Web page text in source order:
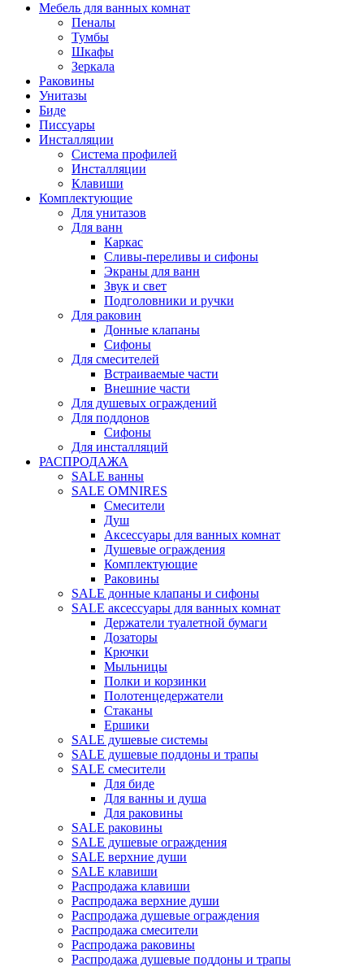
Мебель для ванных комнат
Пеналы
Тумбы
Шкафы
Зеркала
Раковины
Унитазы
Биде
Писсуары
Инсталляции
Система профилей
Инсталляции
Клавиши
Комплектующие
Для унитазов
Для ванн
Каркас
Сливы-переливы и сифоны
Экраны для ванн
Звук и свет
Подголовники и ручки
Для раковин
Донные клапаны
Сифоны
Для смесителей
Встраиваемые части
Внешние части
Для душевых ограждений
Для поддонов
Сифоны
Для инсталляций
РАСПРОДАЖА
SALE ванны
SALE OMNIRES
Смесители
Душ
Аксессуары для ванных комнат
Душевые ограждения
Комплектующие
Раковины
SALE донные клапаны и сифоны
SALE аксессуары для ванных комнат
Держатели туалетной бумаги
Дозаторы
Крючки
Мыльницы
Полки и корзинки
Полотенцедержатели
Стаканы
Ершики
SALE душевые системы
SALE душевые поддоны и трапы
SALE смесители
Для биде
Для ванны и душа
Для раковины
SALE раковины
SALE душевые ограждения
SALE верхние души
SALE клавиши
Распродажа клавиши
Распродажа верхние души
Распродажа душевые ограждения
Распродажа смесители
Распродажа раковины
Распродажа душевые поддоны и трапы